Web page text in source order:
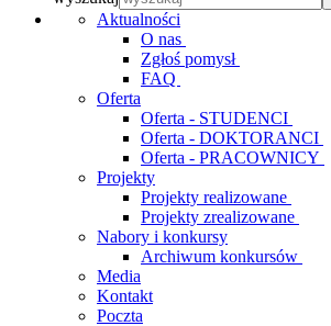
Aktualności
O nas
Zgłoś pomysł
FAQ
Oferta
Oferta - STUDENCI
Oferta - DOKTORANCI
Oferta - PRACOWNICY
Projekty
Projekty realizowane
Projekty zrealizowane
Nabory i konkursy
Archiwum konkursów
Media
Kontakt
Poczta